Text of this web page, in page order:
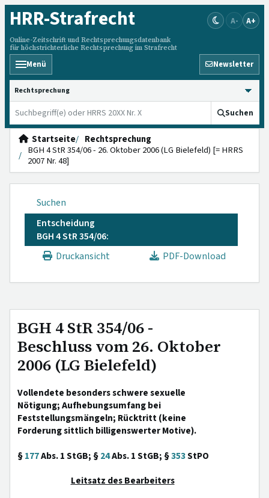
HRR-Strafrecht
Online-Zeitschrift und Rechtsprechungsdatenbank
für höchstrichterliche Rechtsprechung im Strafrecht
A- A+
Menü Newsletter
HRRS durchsuchen
Suchen
Startseite
Rechtsprechung
BGH 4 StR 354/06 - 26. Oktober 2006 (LG Bielefeld) [= HRRS
2007 Nr. 48]
Suchen
Entscheidung
BGH 4 StR 354/06:
Druckansicht
PDF-Download
BGH 4 StR 354/06 -
Beschluss vom 26. Oktober
2006 (LG Bielefeld)
Vollendete besonders schwere sexuelle
Nötigung; Aufhebungsumfang bei
Feststellungsmängeln; Rücktritt (keine
Forderung sittlich billigenswerter Motive).
§177Abs. 1 StGB; §24Abs. 1 StGB; §353StPO
Leitsatz des Bearbeiters